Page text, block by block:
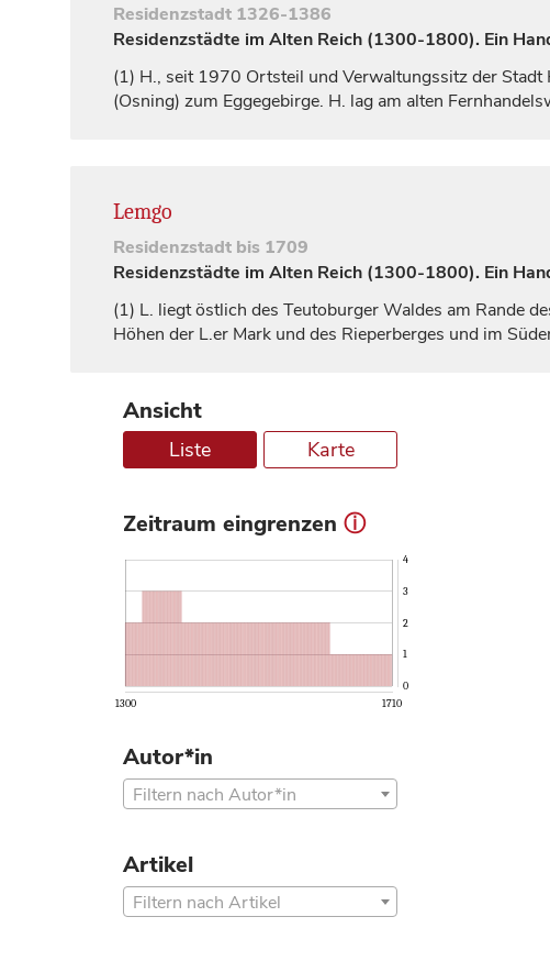
Residenzstadt 1326-1386
Residenzstädte im Alten Reich (1300-1800). Ein
(1) H., seit 1970 Ortsteil und Verwaltungssitz der
(Osning) zum Eggegebirge. H. lag am alten
Lemgo
Residenzstadt bis 1709
Residenzstädte im Alten Reich (1300-1800). Ein
(1) L. liegt östlich des Teutoburger Waldes am Rande
Höhen der L.er Mark und des Rieperberges und im
Ansicht
Liste Karte
Zeitraum eingrenzen ⓘ
1300 1710
0
4
1
2
3
Autor*in
Filtern nach Autor*in
Artikel
Filtern nach Artikel